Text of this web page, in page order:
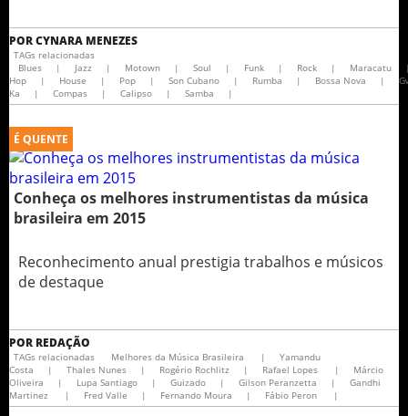
PORCYNARA MENEZES
TAGs relacionadas
Blues
| Jazz | Motown | Soul | Funk | Rock | Maracatu
Hop
| House | Pop | Son Cubano | Rumba | Bossa Nova |
Ka
| Compas | Calipso | Samba |
É QUENTE
Conheça os melhores instrumentistas da música
brasileira em 2015
Reconhecimento anual prestigia trabalhos e músicos
de destaque
POR REDAÇÃO
TAGs relacionadas Melhores da Música Brasileira |
Yamandu
Costa
| Thales Nunes | Rogério Rochlitz | Rafael Lopes |
Márcio
Oliveira
| Lupa Santiago | Guizado | Gilson Peranzetta |
Gandhi
Martinez
| Fred Valle | Fernando Moura | Fábio Peron |